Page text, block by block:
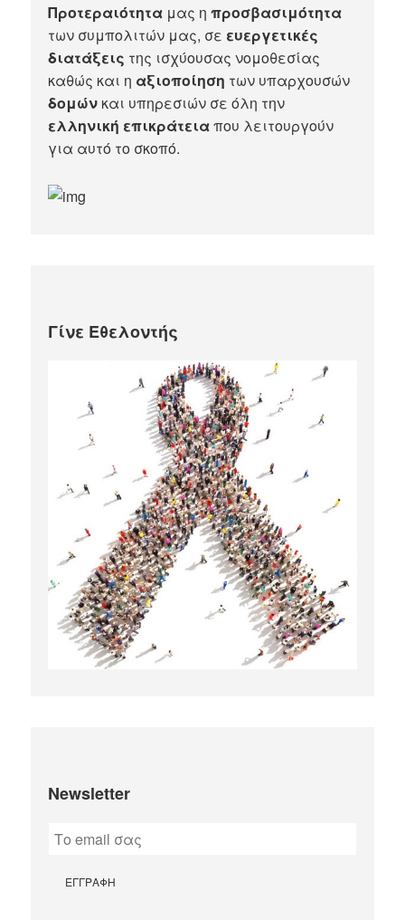
Προτεραιότητα μας ηπροσβασιμότητα
των συμπολιτών μας, σε ευεργετικές
διατάξεις της ισχύουσας νομοθεσίας
καθώς και η αξιοποίηση των υπαρχουσών
δομών και υπηρεσιών σε όλη την
ελληνική επικράτειαπου λειτουργούν
για αυτό το σκοπό.​
Γίνε Εθελοντής
Newsletter